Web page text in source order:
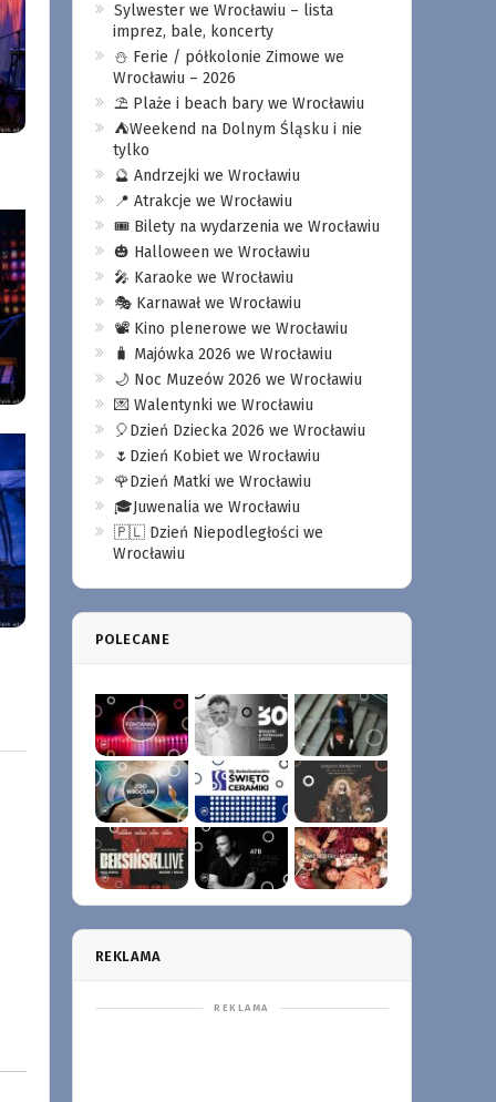
Sylwester we Wrocławiu – lista
imprez, bale, koncerty
⛄️ Ferie / półkolonie Zimowe we
Wrocławiu – 2026
⛱️ Plaże i beach bary we Wrocławiu
⛺️Weekend na Dolnym Śląsku i nie
tylko
🔮 Andrzejki we Wrocławiu
📍 Atrakcje we Wrocławiu
🎟️ Bilety na wydarzenia we Wrocławiu
🎃 Halloween we Wrocławiu
🎤 Karaoke we Wrocławiu
🎭 Karnawał we Wrocławiu
📽️ Kino plenerowe we Wrocławiu
🧳 Majówka 2026 we Wrocławiu
🌙 Noc Muzeów 2026 we Wrocławiu
💌 Walentynki we Wrocławiu
🎈Dzień Dziecka 2026 we Wrocławiu
🌷Dzień Kobiet we Wrocławiu
🌹Dzień Matki we Wrocławiu
🎓Juwenalia we Wrocławiu
🇵🇱 Dzień Niepodległości we
Wrocławiu
POLECANE
REKLAMA